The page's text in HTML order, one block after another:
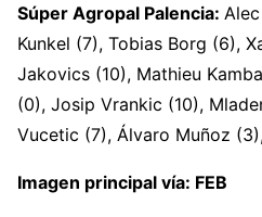
Súper Agropal Palencia:
Kunkel (7), Tobias Borg (6),
Jakovics (10), Mathieu
(0), Josip Vrankic (10),
Vucetic (7), Álvaro Muñoz
Imagen principal vía: FEB